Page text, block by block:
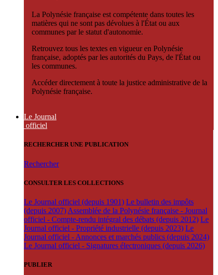
La Polynésie française est compétente dans toutes les
matières qui ne sont pas dévolues à l'État ou aux
communes par le statut d'autonomie.
Retrouvez tous les textes en vigueur en Polynésie
française, adoptés par les autorités du Pays, de l'État ou
les communes.
Accéder directement à toute la justice administrative de la
Polynésie française.
Le Journal
officiel
RECHERCHER UNE PUBLICATION
Rechercher
CONSULTER LES COLLECTIONS
Le Journal officiel (depuis 1901) Le bulletin des impôts
(depuis 2007) Assemblée de la Polynésie française - Journal
officiel - Compte-rendu intégral des débats (depuis 2012) Le
Journal officiel - Propriété industrielle (depuis 2023) Le
Journal officiel - Annonces et marchés publics (depuis 2024)
Le Journal officiel - Signatures électroniques (depuis 2026)
PUBLIER